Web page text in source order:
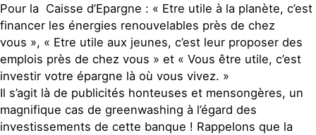
Pour la Caisse d’Epargne : « Etre utile à la planète, c’est
financer les énergies renouvelables près de chez
vous », « Etre utile aux jeunes, c’est leur proposer des
emplois près de chez vous » et « Vous être utile, c’est
investir votre épargne là où vous vivez. »
Il s’agit là de publicités honteuses et mensongères, un
magnifique cas de greenwashing à l’égard des
investissements de cette banque ! Rappelons que la